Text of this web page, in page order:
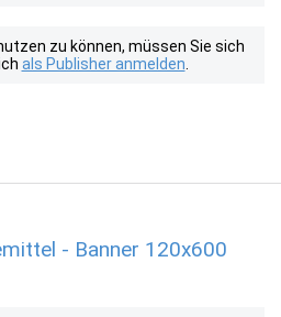
zu können, müssen Sie sich
als Publisher anmelden
- Banner 120x600